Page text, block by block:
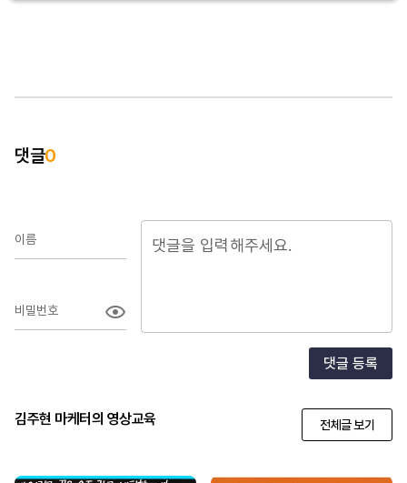
댓글0
이름
비밀번호
댓글 등록
김주현 마케터의 영상교육 전체글 보기